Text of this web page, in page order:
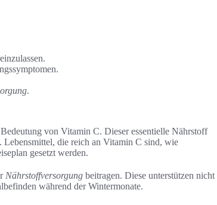
.
von Vitamin C. Dieser essentielle Nährstoff
Lebensmittel, die reich an Vitamin C sind, wie
gesetzt werden.
Nährstoffversorgung beitragen. Diese unterstützen nicht
während der Wintermonate.